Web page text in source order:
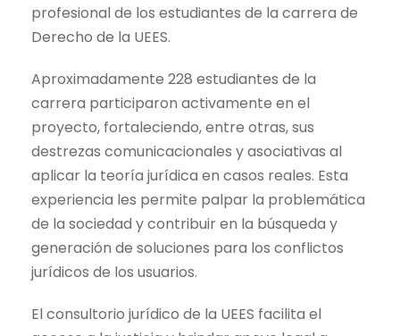
profesional de los estudiantes de la carrera de
Derecho de la UEES.
Aproximadamente 228 estudiantes de la
carrera participaron activamente en el
proyecto, fortaleciendo, entre otras, sus
destrezas comunicacionales y asociativas al
aplicar la teoría jurídica en casos reales. Esta
experiencia les permite palpar la problemática
de la sociedad y contribuir en la búsqueda y
generación de soluciones para los conflictos
jurídicos de los usuarios.
El consultorio jurídico de la UEES facilita el